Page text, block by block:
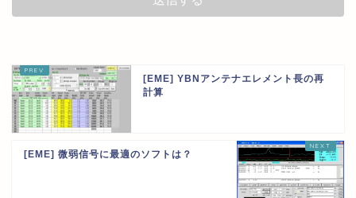
[EME] YBNアンテナエレメント長の再
計算
[EME] 微弱信号に最適のソフトは？